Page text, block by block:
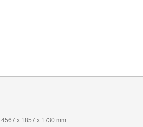
4567 x 1857 x 1730 mm